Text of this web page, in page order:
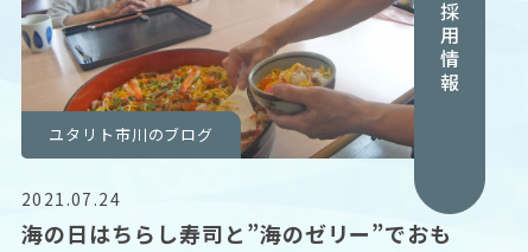
採用情報
ユタリト市川のブログ
2021.07.24
海の日はちらし寿司と”海のゼリー”でおも